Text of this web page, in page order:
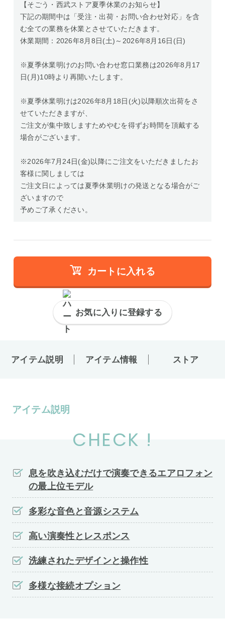
【そごう・西武ストア夏季休業のお知らせ】
下記の期間中は「受注・出荷・お問い合わせ対応」を含
む全ての業務を休業とさせていただきます。
休業期間：2026年8月8日(土)～2026年8月16日(日)
※夏季休業明けのお問い合わせ窓口業務は2026年8月17
日(月)10時より再開いたします。
※夏季休業明けは2026年8月18日(火)以降順次出荷をさ
せていただきますが、
ご注文が集中致しますためやむを得ずお時間を頂戴する
場合がございます。
※2026年7月24日(金)以降にご注文をいただきましたお
客様に関しましては
ご注文日によっては夏季休業明けの発送となる場合がご
ざいますので
予めご了承ください。
カートに入れる
お気に入りに登録する
アイテム説明 アイテム情報 ストア
アイテム説明
CHECK !
息を吹き込むだけで演奏できるエアロフォン
の最上位モデル
多彩な音色と音源システム
高い演奏性とレスポンス
洗練されたデザインと操作性
多様な接続オプション